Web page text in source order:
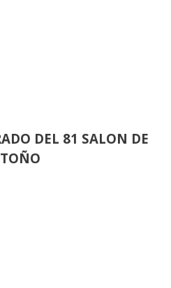
DEL 81 SALON DE